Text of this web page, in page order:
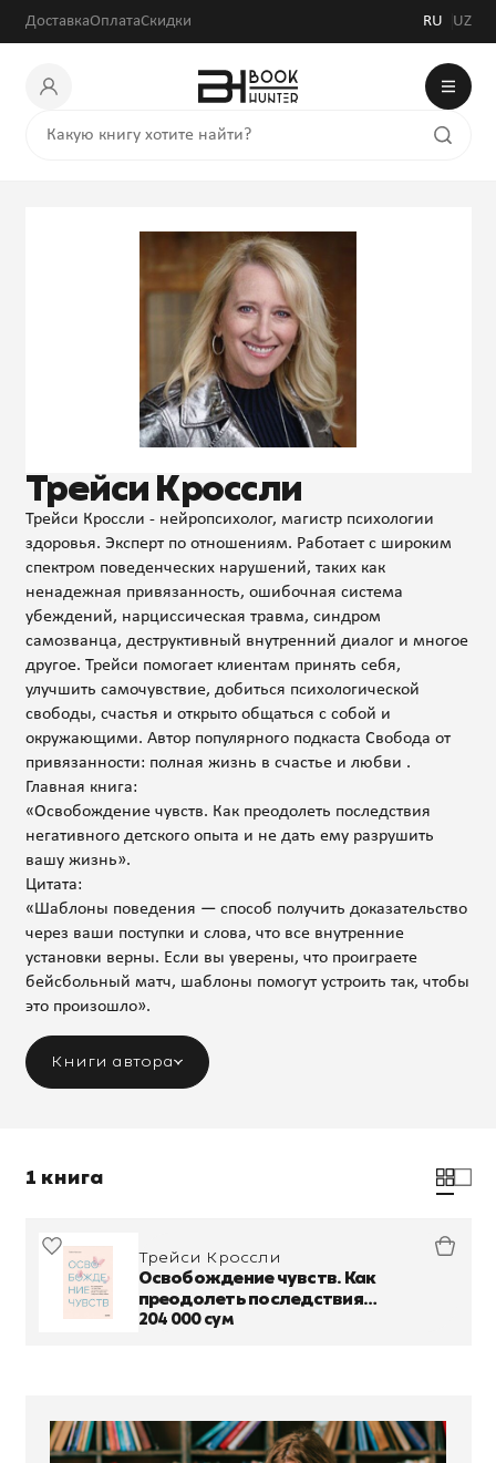
ДоставкаОплатаСкидки RU UZ
Трейси Кроссли
Трейси Кроссли - нейропсихолог, магистр психологии
здоровья. Эксперт по отношениям. Работает с широким
спектром поведенческих нарушений, таких как
ненадежная привязанность, ошибочная система
убеждений, нарциссическая травма, синдром
самозванца, деструктивный внутренний диалог и многое
другое. Трейси помогает клиентам принять себя,
улучшить самочувствие, добиться психологической
свободы, счастья и открыто общаться с собой и
окружающими. Автор популярного подкаста Свобода от
привязанности: полная жизнь в счастье и любви .
Главная книга:
«Освобождение чувств. Как преодолеть последствия
негативного детского опыта и не дать ему разрушить
вашу жизнь».
Цитата:
«Шаблоны поведения — способ получить доказательство
через ваши поступки и слова, что все внутренние
установки верны. Если вы уверены, что проиграете
бейсбольный матч, шаблоны помогут устроить так, чтобы
это произошло».
Книги автора
1 книга
Трейси Кроссли
Освобождение чувств. Как
преодолеть последствия
негативного детского опыта и не
204 000 сум